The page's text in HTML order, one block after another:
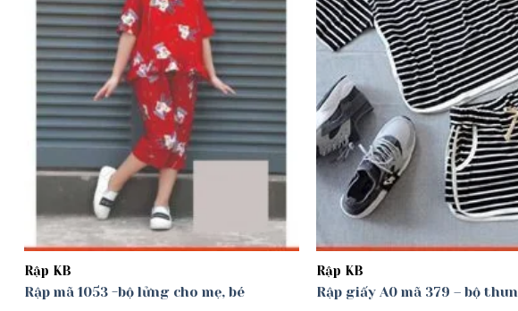
Rập KB
Rập mã 1053 -bộ lửng cho mẹ, bé
Rập KB
Rập giấy A0 mã 379 – bộ thun